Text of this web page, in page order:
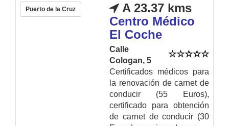
Puerto de la Cruz
A 23.37 kms
Centro Médico
El Coche
Calle
Cologan, 5
Certificados médicos para
la renovación de carnet de
conducir (55 Euros),
certificado para obtención
de carnet de conducir (30